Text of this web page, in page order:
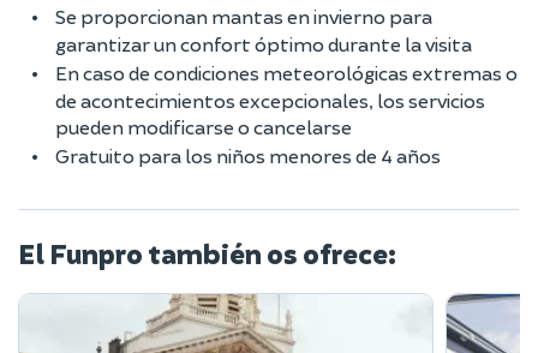
Se proporcionan mantas en invierno para
garantizar un confort óptimo durante la visita
En caso de condiciones meteorológicas extremas o
de acontecimientos excepcionales, los servicios
pueden modificarse o cancelarse
Gratuito para los niños menores de 4 años
El Funpro también os ofrece: